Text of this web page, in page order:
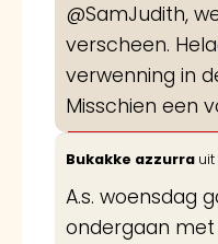
@SamJudith,
verscheen.
verwenning in
Misschien een
Bukakke azzurra uit
A.s. woensdag
ondergaan met